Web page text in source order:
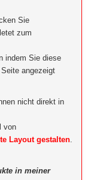
Sie
zum
indem Sie diese
angezeigt
nicht direkt in
von
Layout gestalten.
in meiner